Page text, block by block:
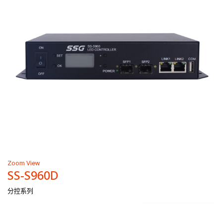
Zoom View
SS-S960D
分控系列